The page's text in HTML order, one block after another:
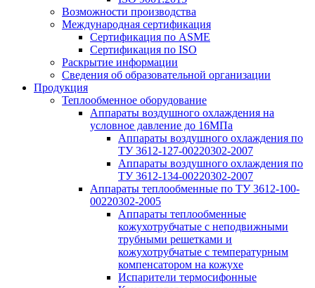
Возможности производства
Международная сертификация
Сертификация по ASME
Сертификация по ISO
Раскрытие информации
Сведения об образовательной организации
Продукция
Теплообменное оборудование
Аппараты воздушного охлаждения на
условное давление до 16МПа
Аппараты воздушного охлаждения по
ТУ 3612-127-00220302-2007
Аппараты воздушного охлаждения по
ТУ 3612-134-00220302-2007
Аппараты теплообменные по ТУ 3612-100-
00220302-2005
Аппараты теплообменные
кожухотрубчатые с неподвижными
трубными решетками и
кожухотрубчатые с температурным
компенсатором на кожухе
Испарители термосифонные